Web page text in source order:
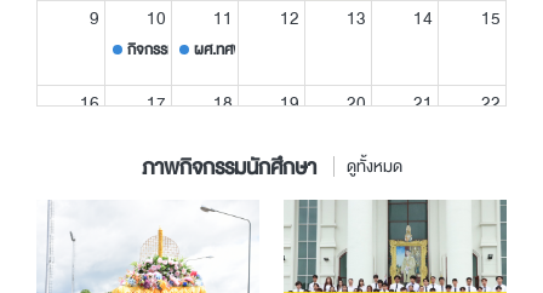
9 10
กิจกรรมประชุมเชิงปฏิบัติการ สำรวจความต้องการและรับฟังความคิดเห็น
11
ผศ.ทศพร เข้าร่วมรับฟังการสัมมนาเพื่อเสริมสร้างความรู้คว
12 13 14 15
16 17 18 19
ผศ.สุรพี/อ.วรณัฐ/นายเกียรติศักดิ์ เข้าร่วมตอบแบ
20 21 22
ผศ.สุรพี/อ.วรณัฐ ไปราชการกิจกรรม CRRU
อ.นิฐิณี/น.ส.สุดารัตน์ ไปร
30 31 2 3 4 5
ภาพกิจกรรมนักศึกษา ดูทั้งหมด